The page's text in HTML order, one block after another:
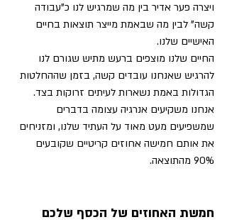
ויצרה פער אדיר בין מה שמרגיש לנו כ"עבודה
קשה" לבין מה שבאמת מייצר תוצאות בחיים
האישיים שלנו.
החיים שלנו מוצפים ברעש מתיש שגורם לנו
להרגיש שאנחנו עובדים קשה, בזמן שההחלטות
הגדולות באמת נשארות לעיתים זרוקות בצד.
אנחנו משקיעים אנרגיה עצומה בדברים
שמשפיעים מעט מאוד על העתיד שלנו, ומזניחים
את אותם חמישה אחוזים קריטיים שקובעים
90% מהתוצאה.
חמשת האחוזים של הכסף שלכם